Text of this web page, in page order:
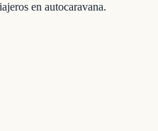
en autocaravana.